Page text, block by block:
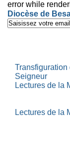
error while
Outils
personnels
Diocèse de
Aller
au
navigation
Transfiguration
Seigneur
Lectures de la
Lectures de la